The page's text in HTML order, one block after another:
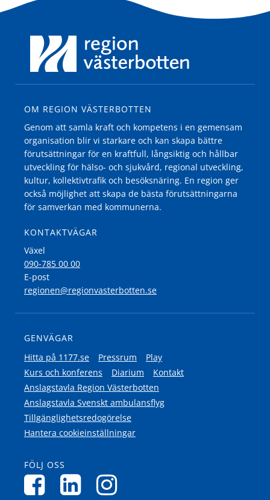
OM REGION VÄSTERBOTTEN
Genom att samla kraft och kompetens i en gemensam
organisation blir vi starkare och kan skapa bättre
förutsättningar för en kraftfull, långsiktig och hållbar
utveckling för hälso- och sjukvård, regional utveckling,
kultur, kollektivtrafik och besöksnäring. En region ger
också möjlighet att skapa de bästa förutsättningarna
för samverkan med kommunerna.
KONTAKTVÄGAR
Växel
090-785 00 00
E-post
regionen@regionvasterbotten.se
GENVÄGAR
Hitta på 1177.se
Pressrum
Play
Kurs och konferens
Diarium
Kontakt
Anslagstavla Region Västerbotten
Anslagstavla Svenskt ambulansflyg
Tillgänglighetsredogörelse
Hantera cookieinställningar
FÖLJ OSS